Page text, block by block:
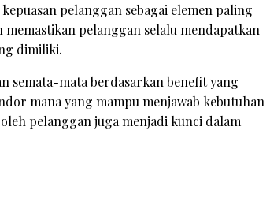
pelanggan sebagai elemen paling
pelanggan selalu mendapatkan
dimiliki.
semata-mata berdasarkan benefit yang
mana yang mampu menjawab kebutuhan
pelanggan juga menjadi kunci dalam